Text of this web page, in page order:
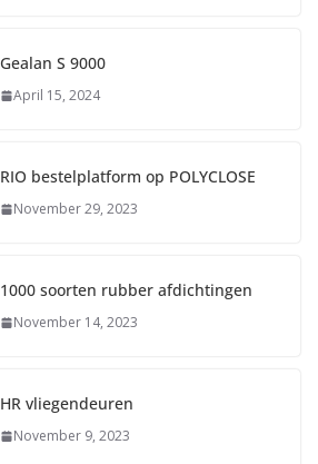
Gealan S 9000
April 15, 2024
RIO bestelplatform op POLYCLOSE
November 29, 2023
1000 soorten rubber afdichtingen
November 14, 2023
HR vliegendeuren
November 9, 2023